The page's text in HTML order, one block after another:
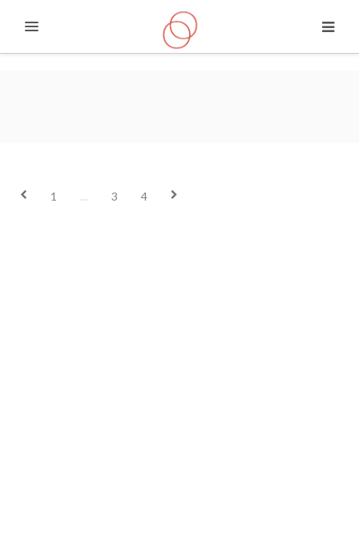
Espandi
Precedente
1 … 3 4